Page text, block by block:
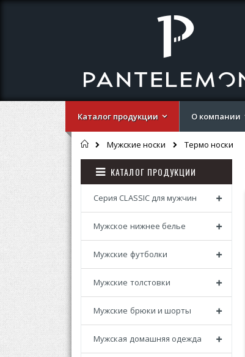
Каталог продукции О компании
Главная
Мужские носки Термо носки
КАТАЛОГ ПРОДУКЦИИ
Серия CLASSIC для мужчин
Мужское нижнее белье
Мужские футболки
Мужские толстовки
Мужские брюки и шорты
Мужская домашняя одежда